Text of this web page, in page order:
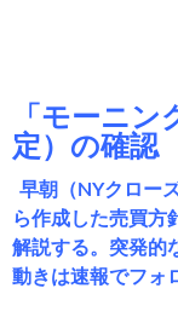
「モーニ
定）の確認
早朝（NYクロー
ら作成した売買方
解説する。突発的
動きは速報でフォ